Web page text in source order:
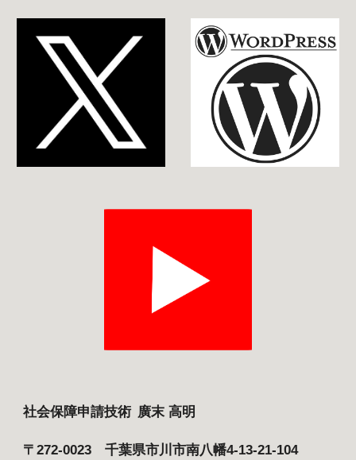
社会保障申請技術 廣末 高明
〒272-0023 千葉県市川市南八幡4-13-21-104